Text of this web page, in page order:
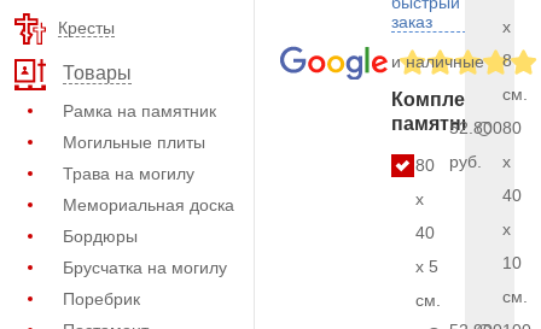
Кресты
Товары
Рамка на памятник
Могильные плиты
Трава на могилу
Мемориальная доска
Бордюры
Брусчатка на могилу
Поребрик
заказ
и наличные
Комплект
памятника
80
x
40
x 5
см.
x
8
см.
52.800
руб.
80
x
40
x
10
см.